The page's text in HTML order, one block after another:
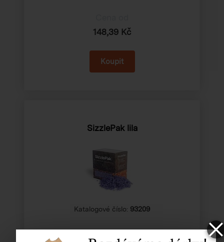
148,39 Kč
SizzlePak lila
Katalogové číslo: 93209
Cena od